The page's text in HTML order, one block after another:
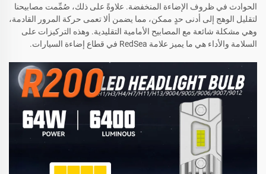
الحوادث في ظروف الإضاءة المنخفضة. علاوةً على ذلك، صُمِّمت مصابيحنا
لتقليل الوهج إلى أدنى حدٍ ممكن، مما يضمن ألا تعمى حركة المرور القادمة،
وهي مشكلة شائعة مع المصابيح الأمامية التقليدية. وهذه التركيزات على
السلامة والأداء هي ما يميز علامة RedSea في قطاع إضاءة السيارات.